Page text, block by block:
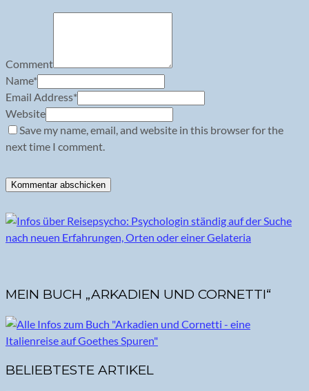
Comment
Name*
Email Address*
Website
Save my name, email, and website in this browser for the
next time I comment.
MEIN BUCH „ARKADIEN UND CORNETTI“
BELIEBTESTE ARTIKEL